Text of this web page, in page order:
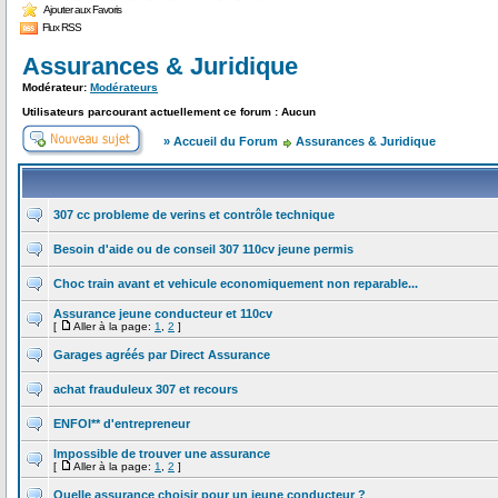
Ajouter aux Favoris
Flux RSS
Assurances & Juridique
Modérateur: Modérateurs
Utilisateurs parcourant actuellement ce forum : Aucun
» Accueil du Forum Assurances & Juridique
307 cc probleme de verins et contrôle technique
Besoin d'aide ou de conseil 307 110cv jeune permis
Choc train avant et vehicule economiquement non reparable...
Assurance jeune conducteur et 110cv
[ Aller à la page: 1 2 ]
Garages agréés par Direct Assurance
achat frauduleux 307 et recours
ENFOI** d'entrepreneur
Impossible de trouver une assurance
[ Aller à la page: 1 2 ]
Quelle assurance choisir pour un jeune conducteur ?